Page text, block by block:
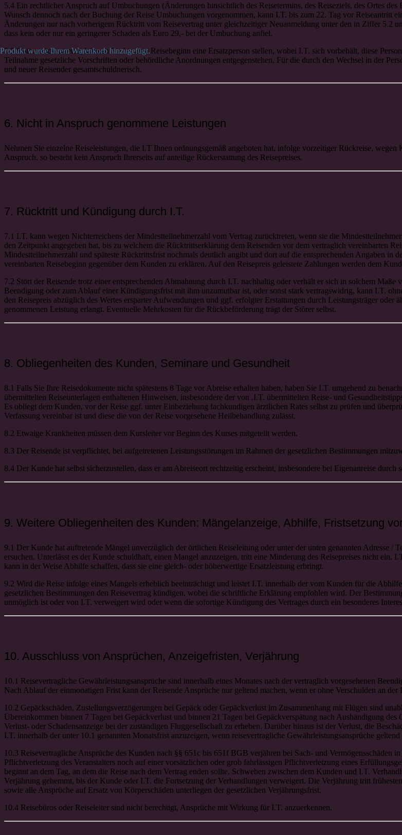
Produktwurde Ihrem Warenkorb hinzugefügt.
5.4 Ein rechtlicher Anspruch auf Umbuchungen (Änderungen hinsichtlich des Reisetermins, des Reiseziels, des Ortes
Wunsch dennoch nach der Buchung der Reise Umbuchungen vorgenommen, kann I.T. bis zum 22. Tag vor Reiseantritt
Änderungen nur nach vorherigem Rücktritt vom Reisevertrag unter gleichzeitiger Neuanmeldung unter den in Ziffer 5.2
dass kein oder nur ein geringerer Schaden als Euro 29,- bei der Umbuchung anfiel.
5.5 Statt zurückzutreten, können Sie bis zum Reisebeginn eine Ersatzperson stellen, wobei I.T. sich vorbehält, diese
Teilnahme gesetzliche Vorschriften oder behördliche Anordnungen entgegenstehen. Für die durch den Wechsel in der
und neuer Reisender gesamtschuldnerisch.
6. Nicht in Anspruch genommene Leistungen
Nehmen Sie einzelne Reiseleistungen, die I.T Ihnen ordnungsgemäß angeboten hat, infolge vorzeitiger Rückreise,
Anspruch, so besteht kein Anspruch Ihrerseits auf anteilige Rückerstattung des Reisepreises.
7. Rücktritt und Kündigung durch I.T.
7.1 I.T. kann wegen Nichterreichens der Mindestteilnehmerzahl vom Vertrag zurücktreten, wenn sie die
den Zeitpunkt angegeben hat, bis zu welchem die Rücktrittserklärung dem Reisenden vor dem vertraglich vereinbarten
Mindestteilnehmerzahl und späteste Rücktrittsfrist nochmals deutlich angibt und dort auf die entsprechenden Angaben in
vereinbarten Reisebeginn gegenüber dem Kunden zu erklären. Auf den Reisepreis geleistete Zahlungen werden dem
7.2 Stört der Reisende trotz einer entsprechenden Abmahnung durch I.T. nachhaltig oder verhält er sich in solchem Maße
Beendigung oder zum Ablauf einer Kündigungsfrist mit ihm unzumutbar ist, oder sonst stark vertragswidrig, kann I.T.
den Reisepreis abzüglich des Wertes ersparter Aufwendungen und ggf. erfolgter Erstattungen durch Leistungsträger
genommenen Leistung erlangt. Eventuelle Mehrkosten für die Rückbeförderung trägt der Störer selbst.
8. Obliegenheiten des Kunden, Seminare und Gesundheit
8.1 Falls Sie Ihre Reisedokumente nicht spätestens 8 Tage vor Abreise erhalten haben, haben Sie I.T. umgehend zu
übermittelten Reiseunterlagen enthaltenen Hinweisen, insbesondere der von .I.T. übermittelten Reise- und
Es obliegt dem Kunden, vor der Reise ggf. unter Einbeziehung fachkundigen ärztlichen Rates selbst zu prüfen und
Verfassung vereinbar ist und diese die von der Reise vorgesehene Heilbehandlung zulässt.
8.2 Etwaige Krankheiten müssen dem Kursleiter vor Beginn des Kurses mitgeteilt werden.
8.3 Der Reisende ist verpflichtet, bei aufgetretenen Leistungsstörungen im Rahmen der gesetzlichen Bestimmungen
8.4 Der Kunde hat selbst sicherzustellen, dass er am Abreiseort rechtzeitig erscheint, insbesondere bei Eigenanreise durch
9. Weitere Obliegenheiten des Kunden: Mängelanzeige, Abhilfe, Fristsetzung
9.1 Der Kunde hat auftretende Mängel unverzüglich der örtlichen Reiseleitung oder unter der unten genannten Adresse /
ersuchen. Unterlässt es der Kunde schuldhaft, einen Mangel anzuzeigen, tritt eine Minderung des Reisepreises nicht
kann in der Weise Abhilfe schaffen, dass sie eine gleich- oder höherwertige Ersatzleistung erbringt.
9.2 Wird die Reise infolge eines Mangels erheblich beeinträchtigt und leistet I.T. innerhalb der vom Kunden für die
gesetzlichen Bestimmungen den Reisevertrag kündigen, wobei die schriftliche Erklärung empfohlen wird. Der
unmöglich ist oder von I.T. verweigert wird oder wenn die sofortige Kündigung des Vertrages durch ein besonderes
10. Ausschluss von Ansprüchen, Anzeigefristen, Verjährung
10.1 Reisevertragliche Gewährleistungsansprüche sind innerhalb eines Monates nach der vertraglich vorgesehenen
Nach Ablauf der einmonatigen Frist kann der Reisende Ansprüche nur geltend machen, wenn er ohne Verschulden an
10.2 Gepäckschäden, Zustellungsverzögerungen bei Gepäck oder Gepäckverlust im Zusammenhang mit Flügen sind
Übereinkommen binnen 7 Tagen bei Gepäckverlust und binnen 21 Tagen bei Gepäckverspätung nach Aushändigung
Verlust- oder Schadensanzeige bei der zuständigen Fluggesellschaft zu erheben. Darüber hinaus ist der Verlust, die
I.T. innerhalb der unter 10.1 genannten Monatsfrist anzuzeigen, wenn reisevertragliche Gewährleistungsansprüche
10.3 Reisevertragliche Ansprüche des Kunden nach §§ 651c bis 651f BGB verjähren bei Sach- und Vermögensschäden
Pflichtverletzung des Veranstalters noch auf einer vorsätzlichen oder grob fahrlässigen Pflichtverletzung eines
beginnt an dem Tag, an dem die Reise nach dem Vertrag enden sollte. Schweben zwischen dem Kunden und I.T.
Verjährung gehemmt, bis der Kunde oder I.T. die Fortsetzung der Verhandlungen verweigert. Die Verjährung tritt
sowie alle Ansprüche auf Ersatz von Körperschäden unterliegen der gesetzlichen Verjährungsfrist.
10.4 Reisebüros oder Reiseleiter sind nicht berechtigt, Ansprüche mit Wirkung für I.T. anzuerkennen.